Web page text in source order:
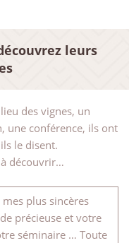
leurs
des vignes, un
une conférence, ils ont
le disent.
découvrir…
plus sincères
précieuse et votre
séminaire … Toute